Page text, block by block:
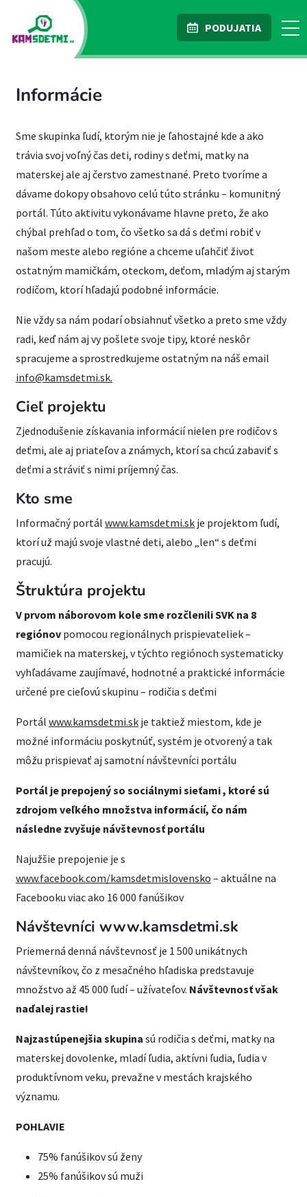
PODUJATIA
Informácie
Sme skupinka ľudí, ktorým nie je ľahostajné kde a ako
trávia svoj voľný čas deti, rodiny s deťmi, matky na
materskej ale aj čerstvo zamestnané. Preto tvoríme a
dávame dokopy obsahovo celú túto stránku – komunitný
portál. Túto aktivitu vykonávame hlavne preto, že ako
chýbal prehľad o tom, čo všetko sa dá s deťmi robiť v
našom meste alebo regióne a chceme uľahčiť život
ostatným mamičkám, oteckom, deťom, mladým aj starým
rodičom, ktorí hľadajú podobné informácie.
Nie vždy sa nám podarí obsiahnuť všetko a preto sme vždy
radi, keď nám aj vy pošlete svoje tipy, ktoré neskôr
spracujeme a sprostredkujeme ostatným na náš email
info@kamsdetmi.sk.
Cieľ projektu
Zjednodušenie získavania informácií nielen pre rodičov s
deťmi, ale aj priateľov a známych, ktorí sa chcú zabaviť s
deťmi a stráviť s nimi príjemný čas.
Kto sme
Informačný portál www.kamsdetmi.sk je projektom ľudí,
ktorí už majú svoje vlastné deti, alebo „len“ s deťmi
pracujú.
Štruktúra projektu
V prvom náborovom kole sme rozčlenili SVK na 8
regiónov pomocou regionálnych prispievateliek –
mamičiek na materskej, v týchto regiónoch systematicky
vyhľadávame zaujímavé, hodnotné a praktické informácie
určené pre cieľovú skupinu – rodičia s deťmi
Portál www.kamsdetmi.sk je taktiež miestom, kde je
možné informáciu poskytnúť, systém je otvorený a tak
môžu prispievať aj samotní návštevníci portálu
Portál je prepojený so sociálnymi sieťami , ktoré sú
zdrojom veľkého množstva informácií, čo nám
následne zvyšuje návštevnosť portálu
Najužšie prepojenie je s
www.facebook.com/kamsdetmislovensko – aktuálne na
Facebooku viac ako 16 000 fanúšikov
Návštevníci www.kamsdetmi.sk
Priemerná denná návštevnosť je 1 500 unikátnych
návštevníkov, čo z mesačného hľadiska predstavuje
množstvo až 45 000 ľudí – užívateľov. Návštevnosť však
naďalej rastie!
Najzastúpenejšia skupina sú rodičia s deťmi, matky na
materskej dovolenke, mladí ľudia, aktívni ľudia, ľudia v
produktívnom veku, prevažne v mestách krajského
významu.
POHLAVIE
75% fanúšikov sú ženy
25% fanúšikov sú muži